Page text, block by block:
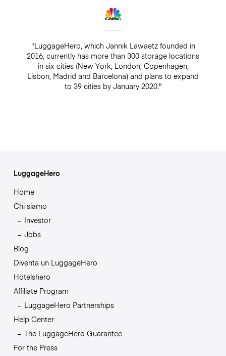
"LuggageHero, which Jannik Lawaetz founded in
2016, currently has more than 300 storage locations
in six cities (New York, London, Copenhagen,
Lisbon, Madrid and Barcelona) and plans to expand
to 39 cities by January 2020."
LuggageHero
Home
Chi siamo
Investor
Jobs
Blog
Diventa un LuggageHero
Hotelshero
Affiliate Program
LuggageHero Partnerships
Help Center
The LuggageHero Guarantee
For the Press